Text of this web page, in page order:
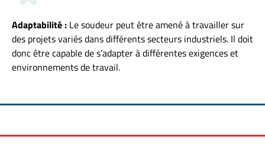
Adaptabilité : Le soudeur peut être amené à travailler sur
des projets variés dans différents secteurs industriels. Il doit
donc être capable de s’adapter à différentes exigences et
environnements de travail.